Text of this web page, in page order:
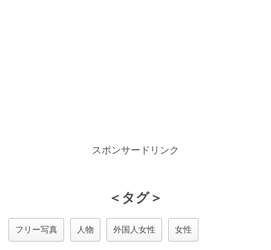
スポンサードリンク
＜タグ＞
フリー写真 人物 外国人女性 女性